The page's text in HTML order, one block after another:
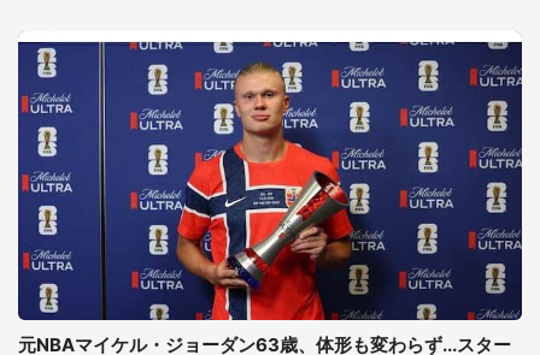
元NBAマイケル・ジョーダン63歳、体形も変わらず...スター